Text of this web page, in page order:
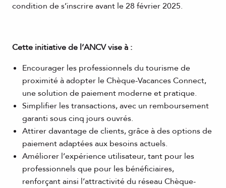
condition de s’inscrire avant le 28 février 2025.
Cette initiative de l’ANCV vise à :
Encourager les professionnels du tourisme de
proximité à adopter le Chèque-Vacances Connect,
une solution de paiement moderne et pratique.
Simplifier les transactions, avec un remboursement
garanti sous cinq jours ouvrés.
Attirer davantage de clients, grâce à des options de
paiement adaptées aux besoins actuels.
Améliorer l’expérience utilisateur, tant pour les
professionnels que pour les bénéficiaires,
renforçant ainsi l’attractivité du réseau Chèque-